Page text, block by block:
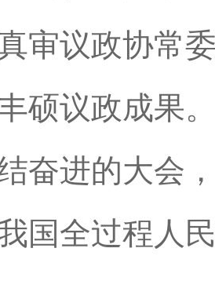
审议政协常
硕议政成果
奋进的大会
国全过程人